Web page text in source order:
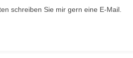
schreiben Sie mir gern eine E-Mail.